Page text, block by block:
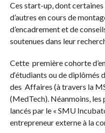
Ces start-up, dont
d’autres en cours de
d’encadrement et de
soutenues dans leur
Cette première cohorte
d‘étudiants ou de diplômés
des Affaires (à travers la
(MedTech). Néanmoins, les
lancés par le « SMU
entrepreneur externe à la